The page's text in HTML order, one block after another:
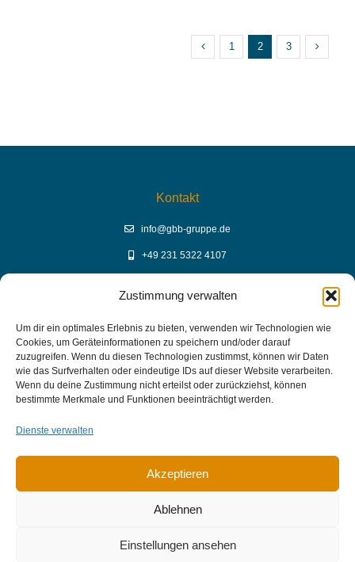
Zustimmung verwalten
Um dir ein optimales Erlebnis zu bieten, verwenden wir Technologien wie
Cookies, um Geräteinformationen zu speichern und/oder darauf
zuzugreifen. Wenn du diesen Technologien zustimmst, können wir Daten
wie das Surfverhalten oder eindeutige IDs auf dieser Website verarbeiten.
Wenn du deine Zustimmung nicht erteilst oder zurückziehst, können
bestimmte Merkmale und Funktionen beeinträchtigt werden.
Dienste verwalten
Akzeptieren
Ablehnen
Einstellungen ansehen
1 2 3
Kontakt
info@gbb-gruppe.de
+49 231 5322 4107
GBB Mediathek auf YouTube
Datenschutz